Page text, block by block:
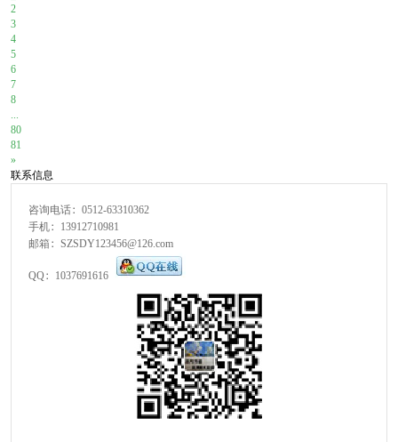
2
3
4
5
6
7
8
80
81
»
联系信息
咨询电话：0512-63310362
手机：13912710981
邮箱：SZSDY123456@126.com
QQ：1037691616